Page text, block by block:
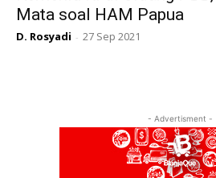
Mata soal HAM Papua
D. Rosyadi - 27 Sep 2021
- Advertisment -